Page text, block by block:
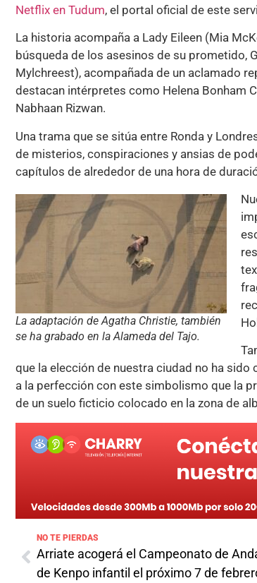
Netflix en Tudum, el portal oficial de este
La historia acompaña a Lady Eileen (Mia
búsqueda de los asesinos de su prometido,
Mylchreest), acompañada de un aclamado
destacan intérpretes como Helena Bonham
Nabhaan Rizwan.
Una trama que se sitúa entre Ronda y
de misterios, conspiraciones y ansias de
capítulos de alrededor de una hora de
La adaptación de Agatha Christie, también
se ha grabado en la Alameda del Tajo.
que la elección de nuestra ciudad no ha
a la perfección con este simbolismo que la
de un suelo ficticio colocado en la zona de
NO TE PIERDAS
Arriate acogerá el Campeonato de
de Kenpo infantil el próximo 7 de